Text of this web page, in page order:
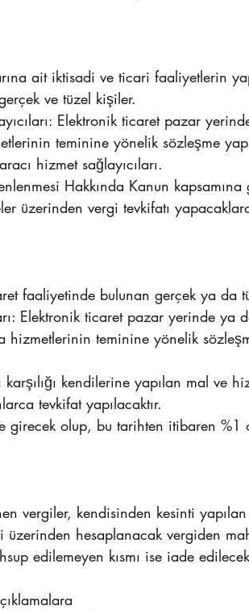
ait iktisadi ve ticari faaliyetlerin
ve tüzel kişiler.
Elektronik ticaret pazar
teminine yönelik sözleşme
hizmet sağlayıcıları.
Hakkında Kanun
üzerinden vergi tevkifatı
faaliyetinde bulunan gerçek ya da
Elektronik ticaret pazar yerinde ya
hizmetlerinin teminine yönelik
karşılığı kendilerine yapılan mal ve
tevkifat yapılacaktır.
olup, bu tarihten itibaren %1
vergiler, kendisinden kesinti
hesaplanacak vergiden
edilemeyen kısmı ise iade